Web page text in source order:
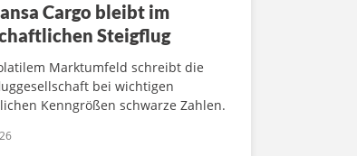
Cargo bleibt im
Steigflug
Marktumfeld schreibt die
bei wichtigen
Kenngrößen schwarze Zahlen.